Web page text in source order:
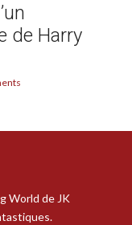
de Harry
World de JK